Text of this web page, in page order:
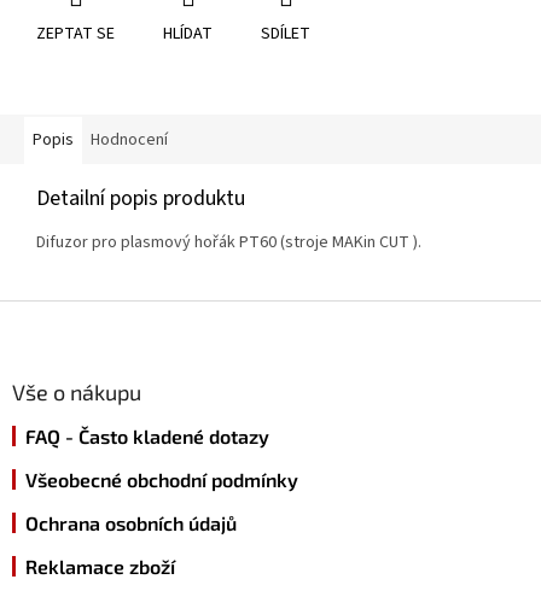
ZEPTAT SE HLÍDAT SDÍLET
Popis Hodnocení
Detailní popis produktu
Difuzor pro plasmový hořák PT60 (stroje MAKin CUT ).
Vše o nákupu
FAQ - Často kladené dotazy
Všeobecné obchodní podmínky
Ochrana osobních údajů
Reklamace zboží